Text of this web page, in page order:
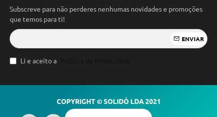
Subscreve para não perderes nenhumas novidades e promoções
que temos para ti!
ENVIAR
Li e aceito a
COPYRIGHT © SOLIDÓ LDA 2021